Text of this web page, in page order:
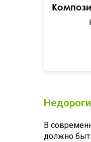
В
должно